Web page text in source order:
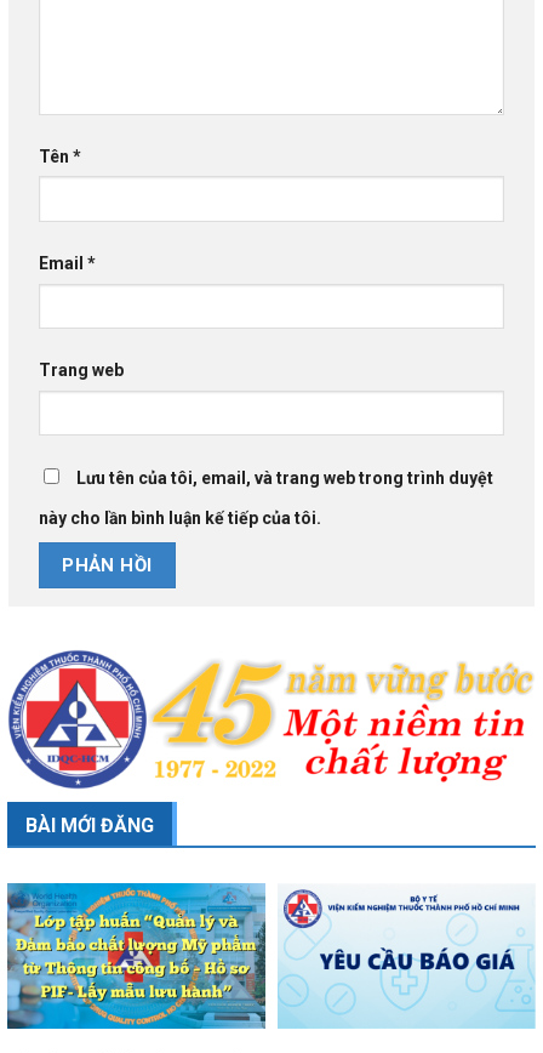
Tên *
Email *
Trang web
Lưu tên của tôi, email, và trang web trong trình duyệt
này cho lần bình luận kế tiếp của tôi.
BÀI MỚI ĐĂNG